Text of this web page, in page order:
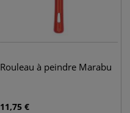
Rouleau à peindre Marabu
11,75 €